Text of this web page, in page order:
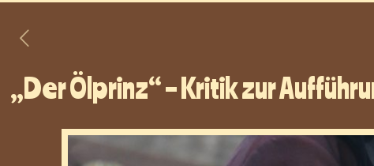
„Der Ölprinz“ – Kritik zur